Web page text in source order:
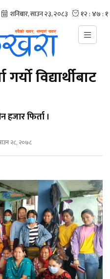
विद्यार्थीबाट
हजार फिर्ता ।
२८, २०७८